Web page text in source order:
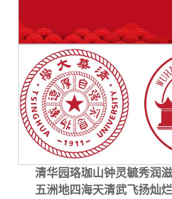
校友文苑
校友讲坛
校友视界
三创大赛
实用信息
会长致辞
总会章程
理事会名单
制度法规
联系我们
清华园珞珈山钟灵毓秀润滋
五洲地四海天清武飞扬灿烂